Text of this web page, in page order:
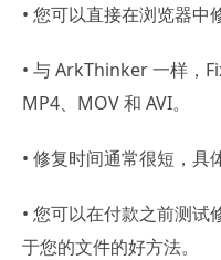
• 您可以直接在浏览器中
• 与 ArkThinker 一样，
MP4、MOV 和 AVI。
• 修复时间通常很短，具
• 您可以在付款之前测试
于您的文件的好方法。